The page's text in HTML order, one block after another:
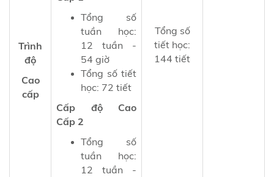
Trình
độ
Cao
cấp
Tổng số
tuần học:
12 tuần -
54 giờ
Tổng số tiết
học: 72 tiết
Cấp độ Cao
Cấp 2
Tổng số
tuần học:
12 tuần -
Tổng số
tiết học:
144 tiết